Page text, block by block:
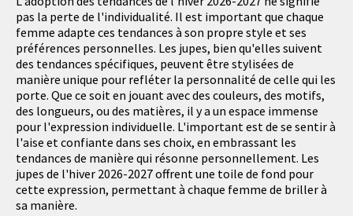
pas la perte de l'individualité. Il est important que chaque
femme adapte ces tendances à son propre style et ses
préférences personnelles. Les jupes, bien qu'elles suivent
des tendances spécifiques, peuvent être stylisées de
manière unique pour refléter la personnalité de celle qui les
porte. Que ce soit en jouant avec des couleurs, des motifs,
des longueurs, ou des matières, il y a un espace immense
pour l'expression individuelle. L'important est de se sentir à
l'aise et confiante dans ses choix, en embrassant les
tendances de manière qui résonne personnellement. Les
jupes de l'hiver 2026-2027 offrent une toile de fond pour
cette expression, permettant à chaque femme de briller à
sa manière.